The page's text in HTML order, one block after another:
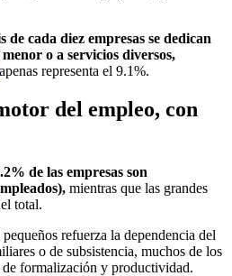
de cada diez empresas se dedican
o a servicios diversos,
apenas representa el 9.1%.
del empleo, con
de las empresas son
mientras que las grandes
total.
refuerza la dependencia del
o de subsistencia, muchos de los
formalización y productividad.